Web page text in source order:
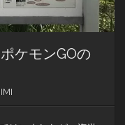
ケモンGOの